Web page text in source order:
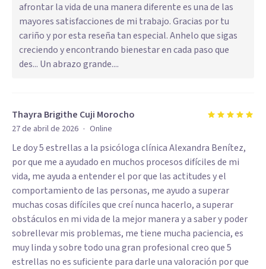
afrontar la vida de una manera diferente es una de las
mayores satisfacciones de mi trabajo. Gracias por tu
cariño y por esta reseña tan especial. Anhelo que sigas
creciendo y encontrando bienestar en cada paso que
des... Un abrazo grande....
Thayra Brigithe Cuji Morocho
27 de abril de 2026 · Online
Le doy 5 estrellas a la psicóloga clínica Alexandra Benítez,
por que me a ayudado en muchos procesos difíciles de mi
vida, me ayuda a entender el por que las actitudes y el
comportamiento de las personas, me ayudo a superar
muchas cosas difíciles que creí nunca hacerlo, a superar
obstáculos en mi vida de la mejor manera y a saber y poder
sobrellevar mis problemas, me tiene mucha paciencia, es
muy linda y sobre todo una gran profesional creo que 5
estrellas no es suficiente para darle una valoración por que